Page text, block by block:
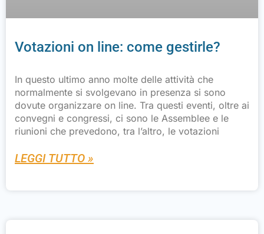
Votazioni on line: come gestirle?
In questo ultimo anno molte delle attività che
normalmente si svolgevano in presenza si sono
dovute organizzare on line. Tra questi eventi, oltre ai
convegni e congressi, ci sono le Assemblee e le
riunioni che prevedono, tra l’altro, le votazioni
LEGGI TUTTO »